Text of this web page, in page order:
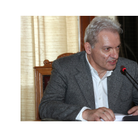
2017
2016
2015
2013
2012
2011